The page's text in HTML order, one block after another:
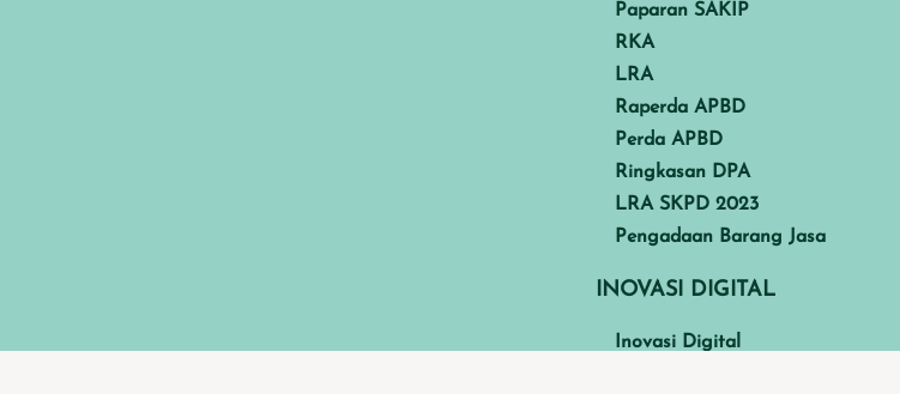
Paparan SAKIP
RKA
LRA
Raperda APBD
Perda APBD
Ringkasan DPA
LRA SKPD 2023
Pengadaan Barang Jasa
INOVASI DIGITAL
Inovasi Digital